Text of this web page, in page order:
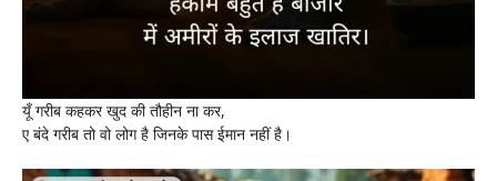
यूँ गरीब कहकर खुद की तौहीन ना कर,
ए बंदे गरीब तो वो लोग है जिनके पास ईमान नहीं है।